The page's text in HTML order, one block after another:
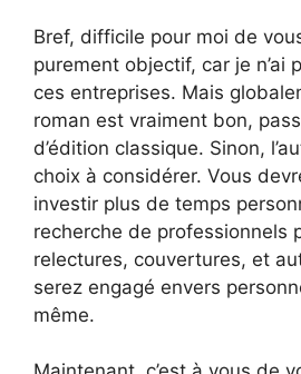
Bref, difficile pour moi de
purement objectif, car je n’ai
ces entreprises. Mais
roman est vraiment bon,
d’édition classique. Sinon,
choix à considérer. Vous
investir plus de temps
recherche de professionnels
relectures, couvertures, et
serez engagé envers
même.